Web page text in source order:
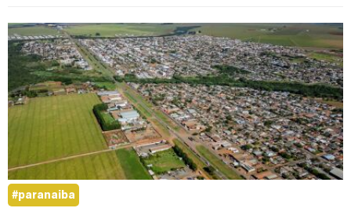
#paranaiba